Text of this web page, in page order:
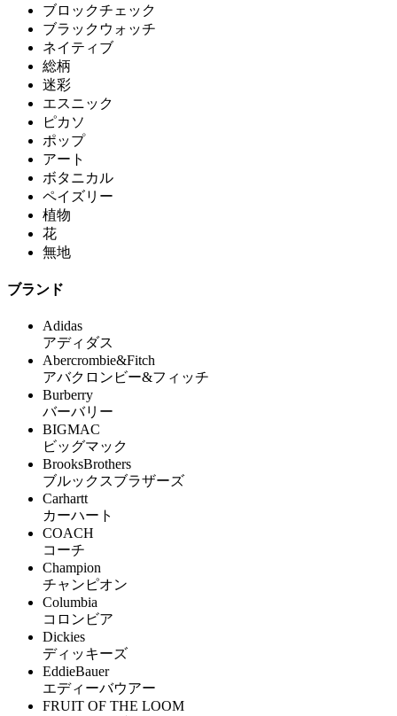
ブロックチェック
ブラックウォッチ
ネイティブ
総柄
迷彩
エスニック
ピカソ
ポップ
アート
ボタニカル
ペイズリー
植物
花
無地
ブランド
Adidas
アディダス
Abercrombie&Fitch
アバクロンビー&フィッチ
Burberry
バーバリー
BIGMAC
ビッグマック
BrooksBrothers
ブルックスブラザーズ
Carhartt
カーハート
COACH
コーチ
Champion
チャンピオン
Columbia
コロンビア
Dickies
ディッキーズ
EddieBauer
エディーバウアー
FRUIT OF THE LOOM